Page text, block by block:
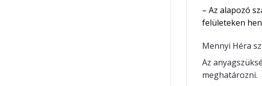
– Az alapozó
felületeken
Mennyi Héra
Az
meghatározni.